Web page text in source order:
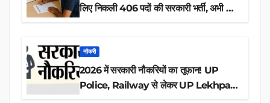
लिए निकली 406 पदों की सरकारी भर्ती, अभी करें
नौकरी
2026 में सरकारी नौकरियों का तूफान! UP
Police, Railway से लेकर UP Lekhpal